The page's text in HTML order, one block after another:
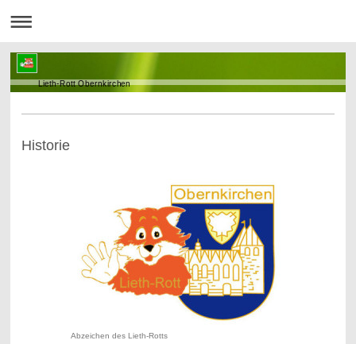
Lieth-Rott Obernkirchen
Historie
Abzeichen des Lieth-Rotts